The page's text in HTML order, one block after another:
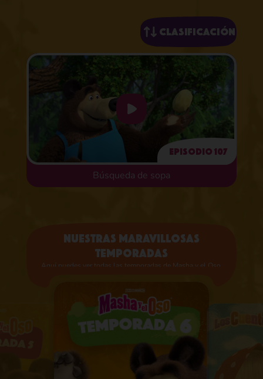
Clasificación
Episodio 107
Búsqueda de sopa
Nuestras maravillosas
temporadas
Aquí puedes ver todas las temporadas de Masha y el Oso,